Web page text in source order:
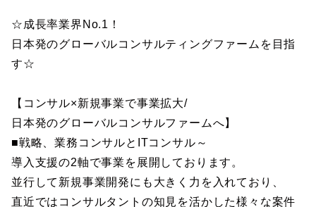
☆成長率業界No.1！
日本発のグローバルコンサルティングファームを目指
す☆
【コンサル×新規事業で事業拡大/
日本発のグローバルコンサルファームへ】
■戦略、業務コンサルとITコンサル～
導入支援の2軸で事業を展開しております。
並行して新規事業開発にも大きく力を入れており、
直近ではコンサルタントの知見を活かした様々な案件